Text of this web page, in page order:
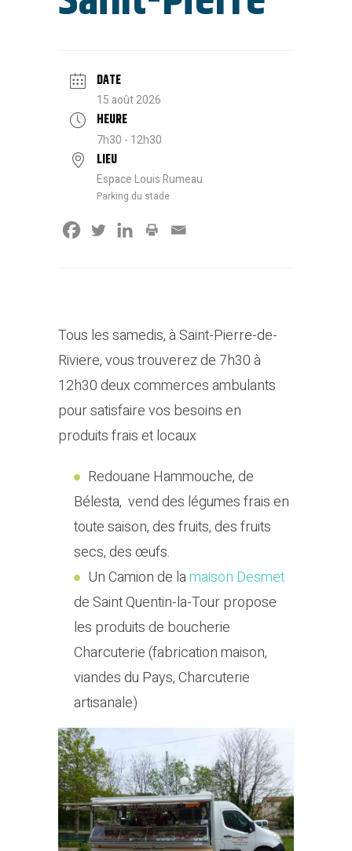
DATE
15 août 2026
HEURE
7h30 - 12h30
LIEU
Espace Louis Rumeau
Parking du stade
Tous les samedis, à Saint-Pierre-de-
Riviere, vous trouverez de 7h30 à
12h30 deux commerces ambulants
pour satisfaire vos besoins en
produits frais et locaux
Redouane Hammouche, de
Bélesta, vend des légumes frais en
toute saison, des fruits, des fruits
secs, des œufs.
Un Camion de lamaison Desmet
de Saint Quentin-la-Tour propose
les produits de boucherie
Charcuterie (fabrication maison,
viandes du Pays, Charcuterie
artisanale)